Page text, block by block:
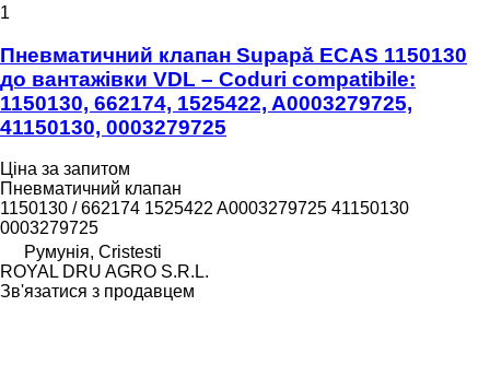
1
Пневматичний клапан Supapă ECAS 1150130
до вантажівки VDL – Coduri compatibile:
1150130, 662174, 1525422, A0003279725,
41150130, 0003279725
Ціна за запитом
Пневматичний клапан
1150130 / 662174 1525422 A0003279725 41150130
0003279725
Румунія, Cristesti
ROYAL DRU AGRO S.R.L.
Зв'язатися з продавцем